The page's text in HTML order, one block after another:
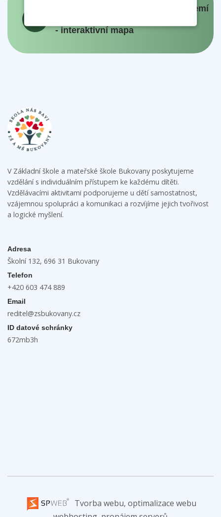
Panovníci a prezidenti českých zemí
- interaktivní mapa
V Základní škole a mateřské škole Bukovany poskytujeme
vzdělání s individuálním přístupem ke každému dítěti.
Vzdělávacími aktivitami podporujeme u dětí samostatnost,
vzájemnou spolupráci a komunikaci a rozvíjíme jejich tvořivost
a logické myšlení.
Adresa
Školní 132, 696 31 Bukovany
Telefon
+420 603 474 889
Email
reditel@zsbukovany.cz
ID datové schránky
672mb3h
Tvorba webu, optimalizace webu